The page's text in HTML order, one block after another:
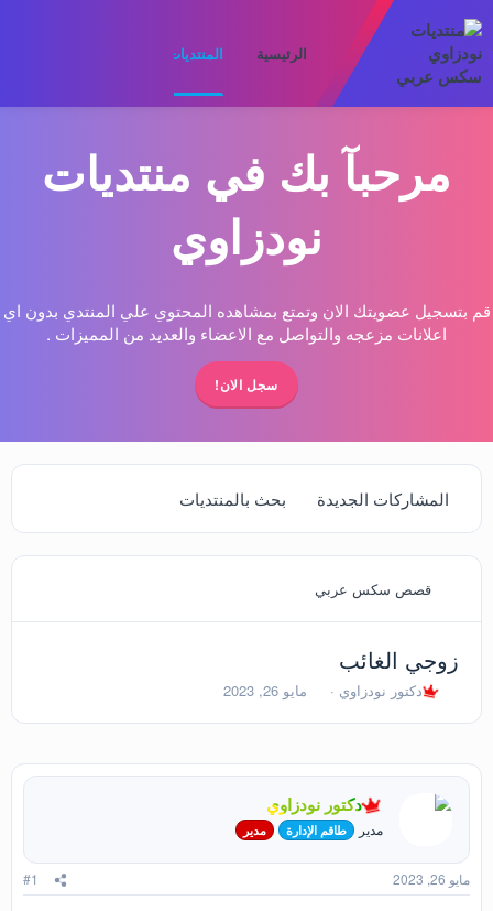
الرئيسية المنتديات
مرحبآ بك في منتديات
نودزاوي
قم بتسجيل عضويتك الان وتمتع بمشاهده المحتوي علي المنتدي بدون اي
اعلانات مزعجه والتواصل مع الاعضاء والعديد من المميزات .
سجل الان!
المشاركات الجديدة بحث بالمنتديات
قصص سكس عربي
زوجي الغائب
ب
د
ا
م
و
ع
دكتور نودزاوي
ت
ر
خ
ل
ب
د
ء
مايو 26, 2023
دكتور نودزاوي
مدير طاقم الإدارة مدير
مايو 26, 2023 #1